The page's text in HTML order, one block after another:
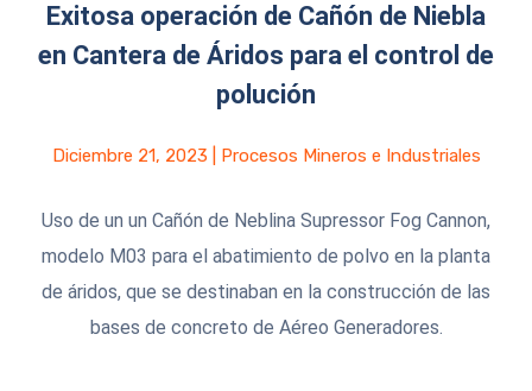
Exitosa operación de Cañón de Niebla
en Cantera de Áridos para el control de
polución
Diciembre 21, 2023 Procesos Mineros e Industriales
Uso de un un Cañón de Neblina Supressor Fog Cannon,
modelo M03 para el abatimiento de polvo en la planta
de áridos, que se destinaban en la construcción de las
bases de concreto de Aéreo Generadores.